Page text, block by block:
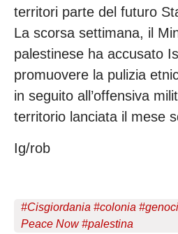
territori parte del futuro
La scorsa settimana, il
palestinese ha accusato
promuovere la pulizia
in seguito all’offensiva
territorio lanciata il mese
Ig/rob
#Cisgiordania #colonia #
Peace Now#palestina